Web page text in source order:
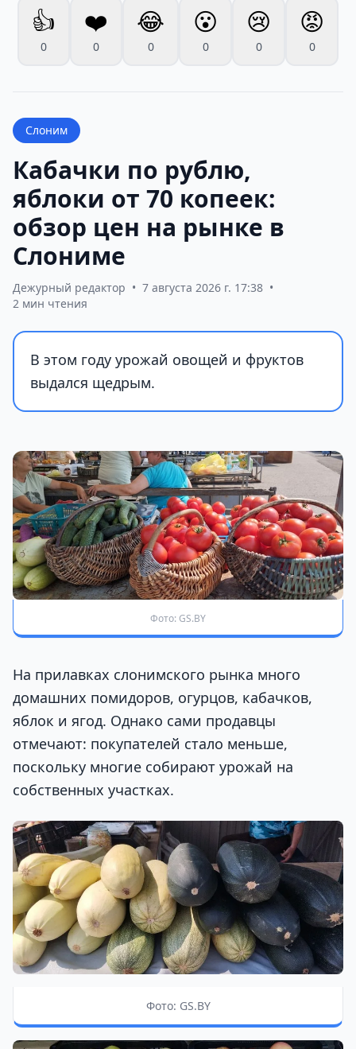
👍
0
❤️
0
😂
0
😮
0
😢
0
😡
0
Слоним
Кабачки по рублю,
яблоки от 70 копеек:
обзор цен на рынке в
Слониме
Дежурный редактор • 7 августа 2026 г. 17:38 •
2 мин чтения
В этом году урожай овощей и фруктов
выдался щедрым.
Фото: GS.BY
На прилавках слонимского рынка много
домашних помидоров, огурцов, кабачков,
яблок и ягод. Однако сами продавцы
отмечают: покупателей стало меньше,
поскольку многие собирают урожай на
собственных участках.
Фото: GS.BY